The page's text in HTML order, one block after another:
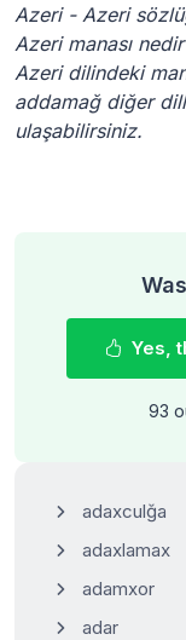
Azeri - Azeri
Azeri manası
Azeri dilindeki
addamağ diğer
ulaşabilirsiniz.
Yes,
93
adaxculğa
adaxlamax
adamxor
adar